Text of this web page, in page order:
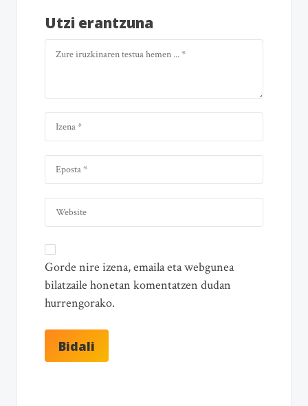
Utzi erantzuna
Gorde nire izena, emaila eta webgunea
bilatzaile honetan komentatzen dudan
hurrengorako.